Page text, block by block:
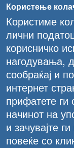
Користење
Користиме
лични
корисничко
нагодувања,
сообраќај и
интернет
прифатете ги
начинот на
и зачувајте
повеќе со